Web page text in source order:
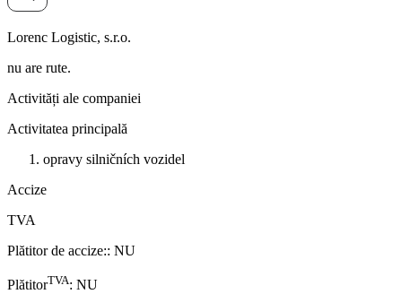
Lorenc Logistic, s.r.o.
nu are rute.
Activități ale companiei
Activitatea principală
opravy silničních vozidel
Accize
TVA
Plătitor de accize:: NU
PlătitorTVA: NU